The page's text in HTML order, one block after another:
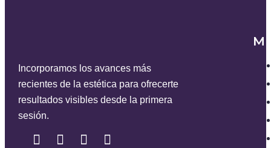
Incorporamos los avances más
recientes de la estética para ofrecerte
resultados visibles desde la primera
sesión.